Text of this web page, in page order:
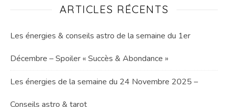
ARTICLES RÉCENTS
Les énergies & conseils astro de la semaine du 1er
Décembre – Spoiler « Succès & Abondance »
Les énergies de la semaine du 24 Novembre 2025 –
Conseils astro & tarot